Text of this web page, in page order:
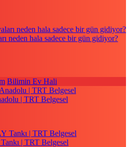
neden hala sadece bir gün gidiyor?
Bilimin Ev Hali
| TRT Belgesel
| TRT Belgesel